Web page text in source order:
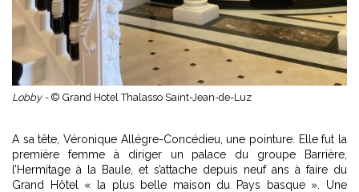
Lobby - © Grand Hotel Thalasso Saint-Jean-de-Luz
A sa tête, Véronique Allégre-Concédieu, une pointure. Elle fut la
première femme à diriger un palace du groupe Barrière,
l’Hermitage à la Baule, et s’attache depuis neuf ans à faire du
Grand Hôtel « la plus belle maison du Pays basque ». Une